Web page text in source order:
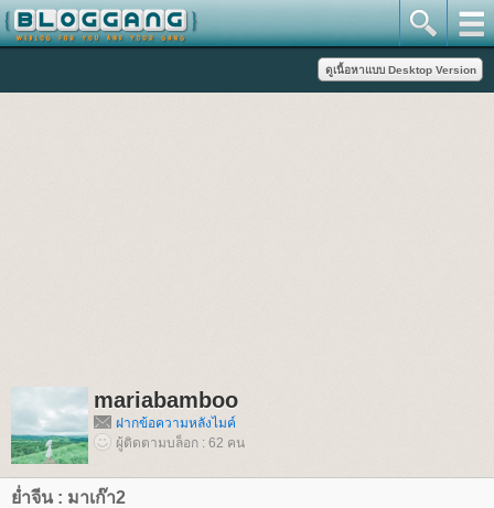
mariabamboo
ฝากข้อความหลังไมค์
ผู้ติดตามบล็อก : 62 คน
่ำจีน : มาเก๊า2